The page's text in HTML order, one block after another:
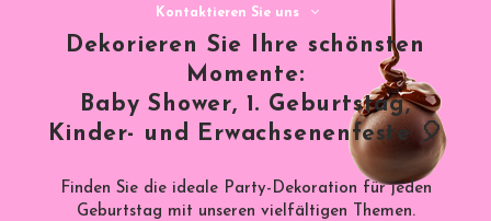
Kontaktieren Sie uns
Dekorieren Sie Ihre schönsten
Momente:
Baby Shower, 1. Geburtstag,
Kinder- und Erwachsenenfeste 🎈
Finden Sie die ideale Party-Dekoration für jeden
Geburtstag mit unseren vielfältigen Themen.